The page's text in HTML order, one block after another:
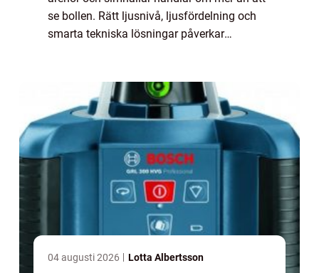
se bollen. Rätt ljusnivå, ljusfördelning och
smarta tekniska lösningar påverkar
behöver lägga...
04 augusti 2026 Lotta Albertsson